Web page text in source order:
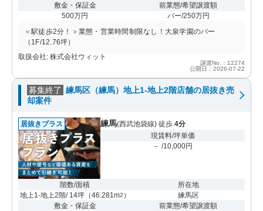
敷金・保証金
500万円
前業態/希望譲渡額
バー/250万円
＜駅徒歩2分！＞業態・営業時間制限なし！大泉学園のバー
（1F/12.76坪）
取扱会社: 株式会社ウィット
譲渡No.：12274
公開日：2026-07-22
募集終了 練馬区（練馬）地上1-地上2階店舗の居抜き売
却案件
居抜きプラス 練馬(西武池袋線) 徒歩 4分
現賃料/坪単価
－ /10,000円
階数/面積
地上1-地上2階/ 14坪（46.281m2 ）
所在地
練馬区
敷金・保証金
前業態/希望譲渡額